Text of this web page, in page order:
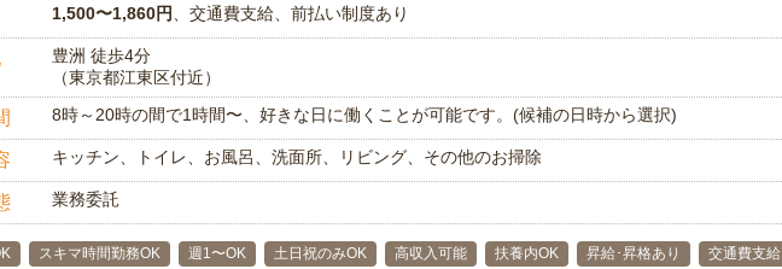
1,500〜1,860円 、交通費支給、前払い制度あり
豊洲 徒歩4分
（東京都江東区付近）
8時～20時の間で1時間〜、好きな日に働くことが可能です。(候補の日時から選択)
キッチン、トイレ、お風呂、洗面所、リビング、その他のお掃除
業務委託
スキマ時間勤務OK 週1〜OK 土日祝のみOK 高収入可能 扶養内OK 昇給･昇格あり 交通費支給